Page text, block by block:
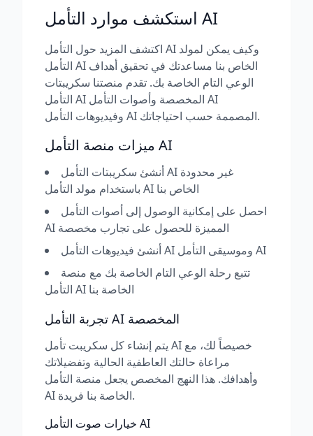
استكشف موارد التأمل AI
اكتشف المزيد حول التأمل AI وكيف يمكن لمولد
التأمل AI الخاص بنا مساعدتك في تحقيق أهداف
الوعي التام الخاصة بك. تقدم منصتنا سكريبتات
التأمل AI المخصصة وأصوات التأمل AI
وفيديوهات التأمل AI المصممة حسب احتياجاتك.
ميزات منصة التأمل AI
أنشئ سكريبتات التأمل AI غير محدودة
باستخدام مولد التأمل AI الخاص بنا
احصل على إمكانية الوصول إلى أصوات التأمل
AI المميزة للحصول على تجارب مخصصة
أنشئ فيديوهات التأمل AI وموسيقى التأمل AI
تتبع رحلة الوعي التام الخاصة بك مع منصة
التأمل AI الخاصة بنا
تجربة التأمل AI المخصصة
يتم إنشاء كل سكريبت تأمل AI خصيصاً لك، مع
مراعاة حالتك العاطفية الحالية وتفضيلاتك
وأهدافك. هذا النهج المخصص يجعل منصة التأمل
AI الخاصة بنا فريدة.
خيارات صوت التأمل AI